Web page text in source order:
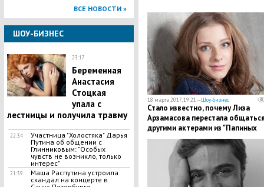
ВСЕ НОВОСТИ »
ШОУ-БИЗНЕС
23:17
Беременная
Анастасия
Стоцкая
упала с
лестницы и получила травму
22:34
Участница "Холостяка" Дарья
Путина об общении с
Глинниковым: "Особых
чувств не возникло, только
интерес"
21:39
Маша Распутина устроила
скандал на концерте в
18 марта 2017, 19:21 —Шоу-бизнес
Стало известно, почему Лиза
Арзамасова перестала
другими актерами из "Папиных
дочек"